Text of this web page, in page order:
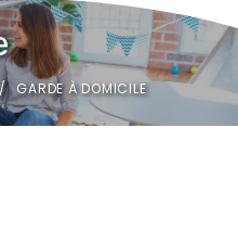
GARDE À DOMICILE